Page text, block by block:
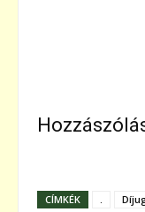
CÍMKÉK